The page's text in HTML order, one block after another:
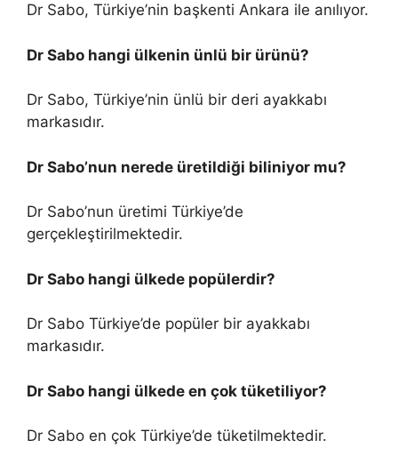
Dr Sabo, Türkiye’nin başkenti Ankara ile anılıyor.
Dr Sabo hangi ülkenin ünlü bir ürünü?
Dr Sabo, Türkiye’nin ünlü bir deri ayakkabı
markasıdır.
Dr Sabo’nun nerede üretildiği biliniyor mu?
Dr Sabo’nun üretimi Türkiye’de
gerçekleştirilmektedir.
Dr Sabo hangi ülkede popülerdir?
Dr Sabo Türkiye’de popüler bir ayakkabı
markasıdır.
Dr Sabo hangi ülkede en çok tüketiliyor?
Dr Sabo en çok Türkiye’de tüketilmektedir.